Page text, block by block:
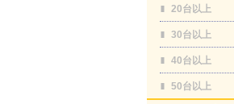
20台以上
30台以上
40台以上
50台以上